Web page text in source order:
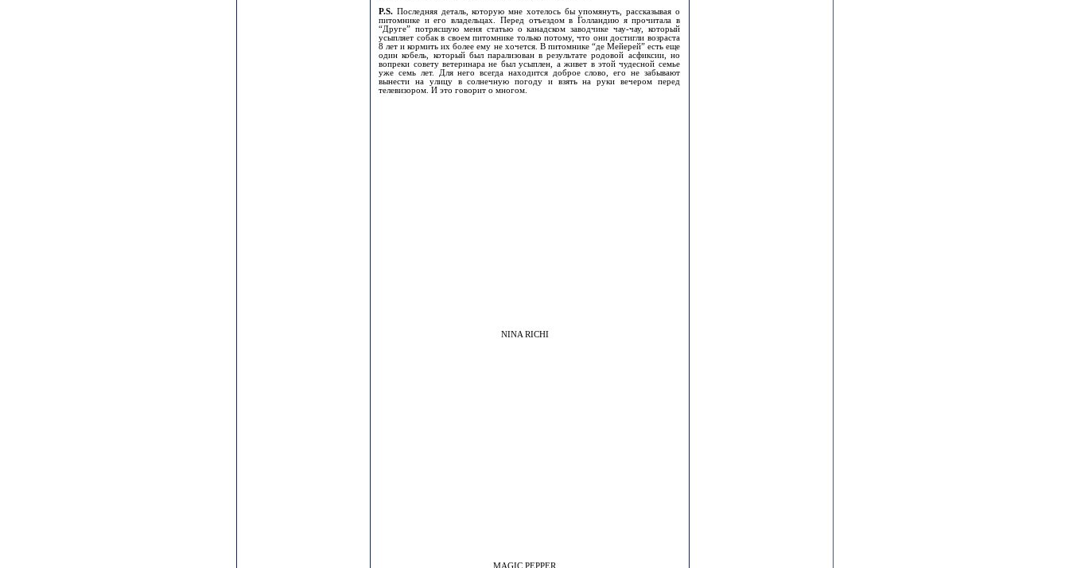
P.S. Последняя деталь, которую мне хотелось бы упомянуть, рассказывая о
питомнике и его владельцах. Перед отъездом в Голландию я прочитала в
“Друге” потрясшую меня статью о канадском заводчике чау-чау, который
усыпляет собак в своем питомнике только потому, что они достигли возраста
8 лет и кормить их более ему не хочется. В питомнике “де Мейерей” есть еще
один кобель, который был парализован в результате родовой асфиксии, но
вопреки совету ветеринара не был усыплен, а живет в этой чудесной семье
уже семь лет. Для него всегда находится доброе слово, его не забывают
вынести на улицу в солнечную погоду и взять на руки вечером перед
телевизором. И это говорит о многом.
NINA RICHI